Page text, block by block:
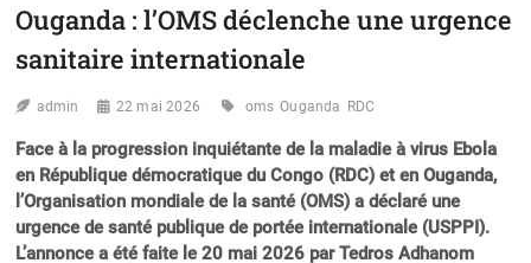
Ouganda : l’OMS déclenche une urgence
sanitaire internationale
admin 22 mai 2026 oms Ouganda RDC
Face à la progression inquiétante de la maladie à virus Ebola
en République démocratique du Congo (RDC) et en Ouganda,
l’Organisation mondiale de la santé (OMS) a déclaré une
urgence de santé publique de portée internationale (USPPI).
L’annonce a été faite le 20 mai 2026 par Tedros Adhanom